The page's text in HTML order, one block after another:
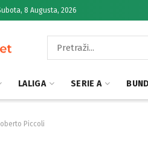
8 Augusta, 2026
LALIGA SERIE A
Piccoli